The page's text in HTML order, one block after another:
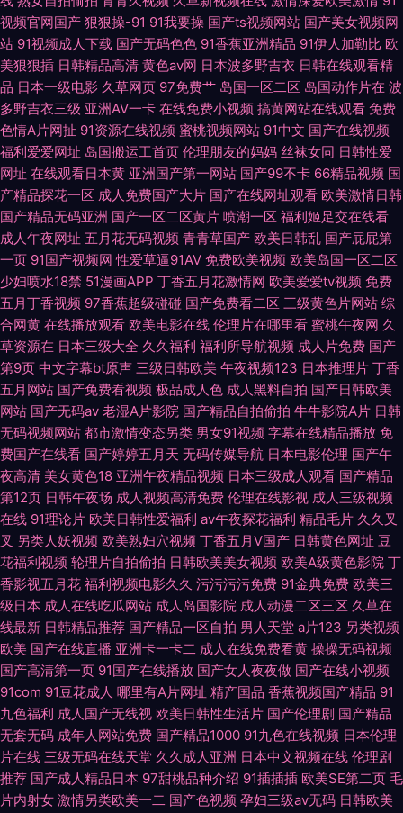
岛国国产 成人免费午夜网站 色色的网站 大香蕉伊人999 www豆花视频 人妖
自慰谢精 五月久久福利 星空影视 香港三级下载 91福利视频导航 91小 不卡
12日本 成人淫网九九九 超碰人人人看人操 超碰得得爱 操干激情AV
视频官网国产 狠狠操-91 91我要操 国产ts视频网站 国产美女视频网
站 91视频成人下载 国产无码色色 91香蕉亚洲精品 91伊人加勒比 欧
美狠狠插 日韩精品高清 黄色av网 日本波多野吉衣 日韩在线观看精
品 日本一级电影 久草网页 97免费艹 岛国一区二区 岛国动作片在 波
多野吉衣三级 亚洲AV一卡 在线免费小视频 搞黄网站在线观看 免费
色情A片网扯 91资源在线视频 蜜桃视频网站 91中文 国产在线视频
福利爱爱网址 岛国搬运工首页 伦理朋友的妈妈 丝袜女同 日韩性爱
网址 在线观看日本黄 亚洲国产第一网站 国产99不卡 66精品视频 国
产精品探花一区 成人免费国产大片 国产在线网址观看 欧美激情日韩
国产精品无码亚洲 国产一区二区黄片 喷潮一区 福利姬足交在线看
成人午夜网址 五月花无码视频 青青草国产 欧美日韩乱 国产屁屁第
一页 91国产视频网 性爱草逼91AV 免费欧美视频 欧美岛国一区二区
少妇喷水18禁 51漫画APP 丁香五月花激情网 欧美爱爱tv视频 免费
五月丁香视频 97香蕉超级碰碰 国产免费看二区 三级黄色片网站 综
合网黄 在线播放观看 欧美电影在线 伦理片在哪里看 蜜桃午夜网 久
草资源在 日本三级大全 久久福利 福利所导航视频 成人片免费 国产
第9页 中文字幕bt原声 三级日韩欧美 午夜视频123 日本推理片 丁香
五月网站 国产免费看视频 极品成人色 成人黑料自拍 国产日韩欧美
网站 国产无码av 老湿A片影院 国产精品自拍偷拍 牛牛影院A片 日韩
无码视频网站 都市激情变态另类 男女91视频 字幕在线精品播放 免
费国产在线看 国产婷婷五月天 无码传媒导航 日本电影伦理 国产午
夜高清 美女黄色18 亚洲午夜精品视频 日本三级成人观看 国产精品
第12页 日韩午夜场 成人视频高清免费 伦理在线影视 成人三级视频
在线 91理论片 欧美日韩性爱福利 av午夜探花福利 精品毛片 久久叉
叉 另类人妖视频 欧美熟妇穴视频 丁香五月V国产 日韩黄色网址 豆
花福利视频 轮理片自拍偷拍 日韩欧美美女视频 欧美A级黄色影院 丁
香影视五月花 福利视频电影久久 污污污污免费 91金典免费 欧美三
级日本 成人在线吃瓜网站 成人岛国影院 成人动漫二区三区 久草在
线最新 日韩精品推荐 国产精品一区自拍 男人天堂 a片123 另类视频
欧美 国产在线直播 亚洲卡一卡二 成人在线免费看黄 操操无码视频
国产高清第一页 91国产在线播放 国产女人夜夜做 国产在线小视频
91com 91豆花成人 哪里有A片网址 精产国品 香蕉视频国产精品 91
九色福利 成人国产无线视 欧美日韩性生活片 国产伦理剧 国产精品
无套无码 成年人网站免费 国产精品1000 91九色在线视频 日本伦理
片在线 三级无码在线天堂 久久成人亚洲 日本中文视频在线 伦理剧
推荐 国产成人精品日本 97甜桃品种介绍 91插插插 欧美SE第二页 毛
片内射女 激情另类欧美一二 国产色视频 孕妇三级av无码 日韩欧美